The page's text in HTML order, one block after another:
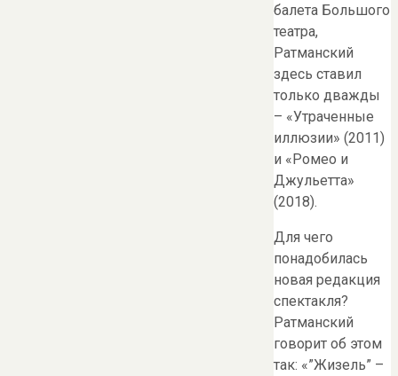
балета Большого
театра,
Ратманский
здесь ставил
только дважды
– «Утраченные
иллюзии» (2011)
и «Ромео и
Джульетта»
(2018).
Для чего
понадобилась
новая редакция
спектакля?
Ратманский
говорит об этом
так: «”Жизель” –